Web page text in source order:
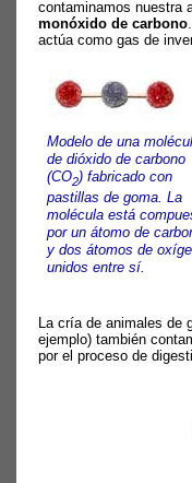
contaminamos nuestra
monóxido de carbono
actúa como gas de
Modelo de una
de dióxido de carbono
(CO2) fabricado con
pastillas de goma. La
molécula está
por un átomo de
y dos átomos de
unidos entre sí.
La cría de animales de
ejemplo) también
por el proceso de